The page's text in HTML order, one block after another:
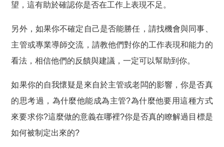
望，這有助於確認你是否在工作上表現不足。
另外，如果你不確定自己是否能勝任，請找機會與同事、
主管或專業導師交流，請教他們對你的工作表現和能力的
看法，相信他們的反饋與建議，一定可以幫助到你。
如果你的自我懷疑是來自於主管或老闆的影響，你是否真
的思考過，為什麼他能成為主管?為什麼他要用這種方式
來要求你?這麼做的意義在哪裡?你是否真的瞭解過目標是
如何被制定出來的?